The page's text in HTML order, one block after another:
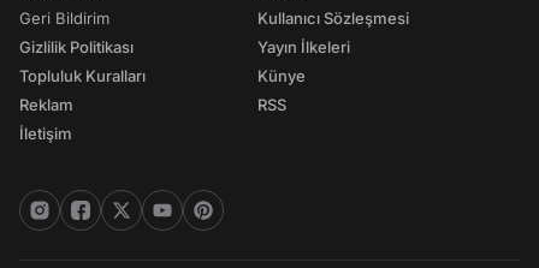
Geri Bildirim
Gizlilik Politikası
Topluluk Kuralları
Reklam
İletişim
Kullanıcı Sözleşmesi
Yayın İlkeleri
Künye
RSS